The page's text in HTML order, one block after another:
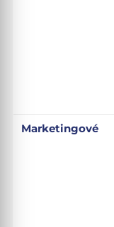
Marketingové